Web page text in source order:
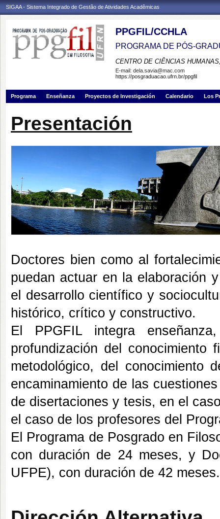
SIGAA - Sistema Integrado de Gestão de Atividades Acadêmicas
PPGFIL/CCHLA
PROGRAMA DE PÓS-
CENTRO DE CIÊNCIAS
E-mail: dela.savia@mac.com
https://posgraduacao.ufrn.br/ppgfil
Programa Enseñanza Proyectos de Investigación Calendario Los
Presentación
Doctores bien como al
puedan actuar en la elaboración
el desarrollo científico y
histórico, crítico y constructivo.
El PPGFIL integra
profundización del
metodológico, del
encaminamiento de las
de disertaciones y tesis, en el
el caso de los profesores del
El Programa de Posgrado en
con duración de 24 meses, y
UFPE), con duración de 42 meses.